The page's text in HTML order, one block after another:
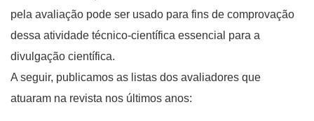
pela avaliação pode ser usado para fins de comprovação
dessa atividade técnico-científica essencial para a
divulgação científica.
A seguir, publicamos as listas dos avaliadores que
atuaram na revista nos últimos anos: